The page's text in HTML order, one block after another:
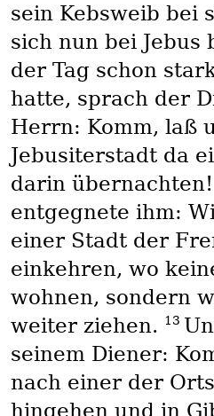
sein Kebsweib bei
sich nun bei Jebus
der Tag schon
hatte, sprach der
Herrn: Komm, laß
Jebusiterstadt da
darin übernachten!
entgegnete ihm:
einer Stadt der
einkehren, wo
wohnen, sondern
weiter ziehen. 13
seinem Diener:
nach einer der
hingehen und in